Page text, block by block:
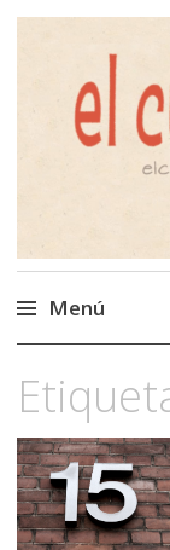
El
Menú
al
contenido